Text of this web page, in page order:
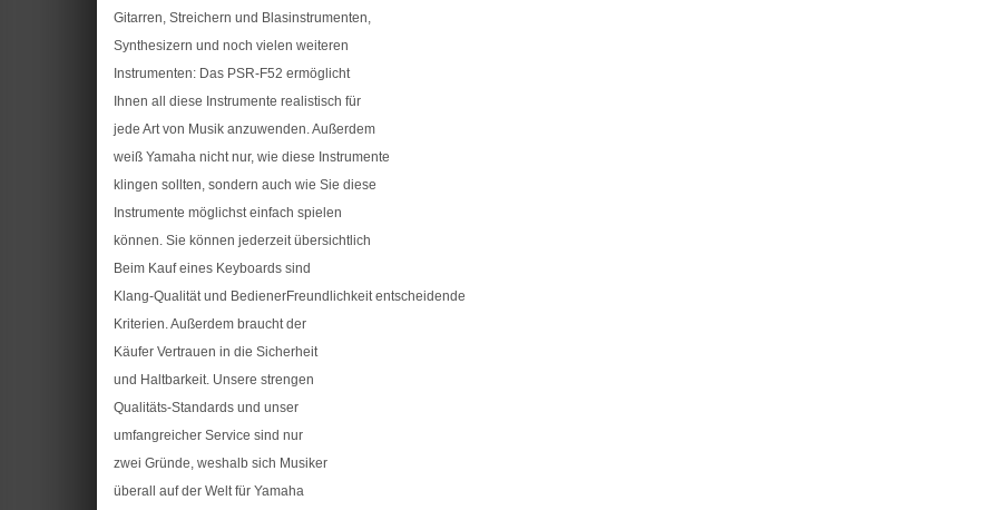
Gitarren, Streichern und Blasinstrumenten,
Synthesizern und noch vielen weiteren
Instrumenten: Das PSR-F52 ermöglicht
Ihnen all diese Instrumente realistisch für
jede Art von Musik anzuwenden. Außerdem
weiß Yamaha nicht nur, wie diese Instrumente
klingen sollten, sondern auch wie Sie diese
Instrumente möglichst einfach spielen
können. Sie können jederzeit übersichtlich
Beim Kauf eines Keyboards sind
Klang-Qualität und BedienerFreundlichkeit entscheidende
Kriterien. Außerdem braucht der
Käufer Vertrauen in die Sicherheit
und Haltbarkeit. Unsere strengen
Qualitäts-Standards und unser
umfangreicher Service sind nur
zwei Gründe, weshalb sich Musiker
überall auf der Welt für Yamaha